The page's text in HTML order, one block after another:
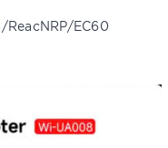
ReacNRP/EC60